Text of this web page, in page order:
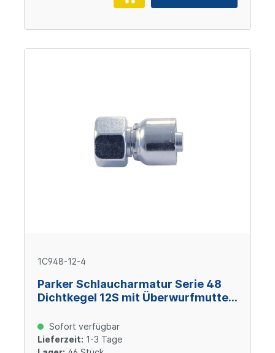
1C948-12-4
Parker Schlaucharmatur Serie 48
Dichtkegel 12S mit Überwurfmutter
Stahl verzinkt Cr(VI)-frei
Sofort verfügbar
Lieferzeit: 1-3 Tage